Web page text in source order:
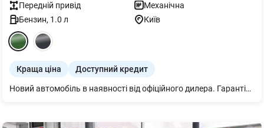
Передній привід
Механічна
Бензин, 1.0 л Київ
Краща ціна Доступний кредит
Новий автомобіль в наявності від офіційного дилера. Гарантія 3 роки або 100000 км. пробігу діє в межах всієї України. Можливі варіанти інших кольорів та комплектацій. Великий склад автомобілів. Запрошуємо на перегляди та тест-драйв. Індивідуальний підхід. Телефонуйте, ми обов'язково з Вами домовимося.